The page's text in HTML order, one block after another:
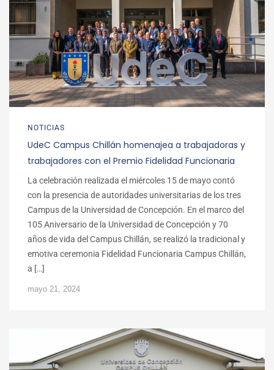
NOTICIAS
UdeC Campus Chillán homenajea a trabajadoras y
trabajadores con el Premio Fidelidad Funcionaria
La celebración realizada el miércoles 15 de mayo contó
con la presencia de autoridades universitarias de los tres
Campus de la Universidad de Concepción. En el marco del
105 Aniversario de la Universidad de Concepción y 70
años de vida del Campus Chillán, se realizó la tradicional y
emotiva ceremonia Fidelidad Funcionaria Campus Chillán,
a […]
mayo 21, 2024